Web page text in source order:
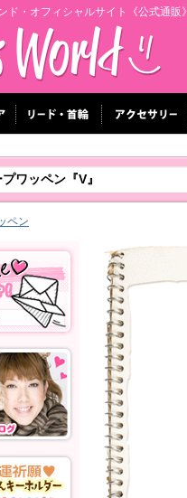
ド・オフィシャルサイト《公式通販》
ワッペン『V』
ペン